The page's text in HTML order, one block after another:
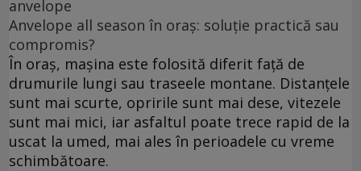
anvelope
Anvelope all season în oraș: soluție practică sau
compromis?
În oraș, mașina este folosită diferit față de
drumurile lungi sau traseele montane. Distanțele
sunt mai scurte, opririle sunt mai dese, vitezele
sunt mai mici, iar asfaltul poate trece rapid de la
uscat la umed, mai ales în perioadele cu vreme
schimbătoare.